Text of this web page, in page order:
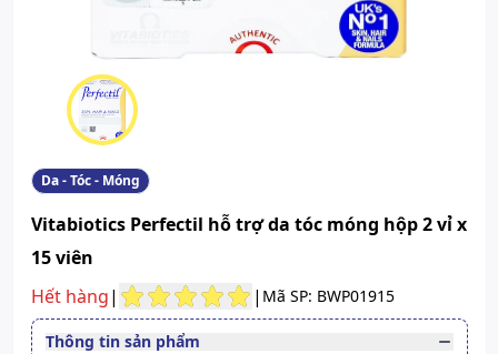
Da - Tóc - Móng
Vitabiotics Perfectil hỗ trợ da tóc móng hộp 2 vỉ x
15 viên
Hết hàng| | Mã SP: BWP01915
Thông tin sản phẩm